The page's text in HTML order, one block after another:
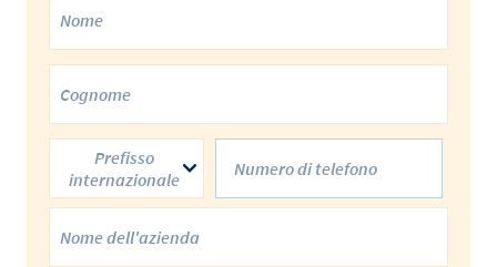
Prefisso
internazionale